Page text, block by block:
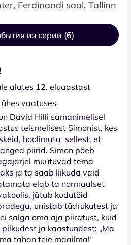
Ferdinandi saal, Tallinn
из серии (6)
alates 12. eluaastast
vaatuses
David Hilli samanimelisel
teismelisest Simonist, kes
hoolimata sellest, et
piirid. Simon põeb
muutuvad tema
ja ta saab liikuda vaid
elab ta normaalset
jätab kodutöid
unistab tüdrukutest ja
salga oma aja piiratust, kuid
ja kaastundest: „Ma
tahan teie maailma!”